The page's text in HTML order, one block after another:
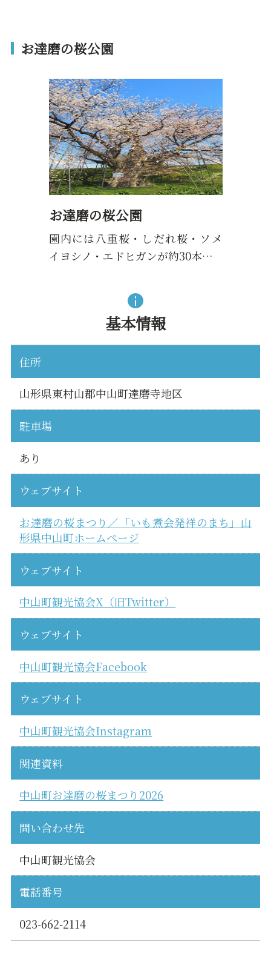
お達磨の桜公園
お達磨の桜公園
園内には八重桜・しだれ桜・ソメ
イヨシノ・エドヒガンが約30本…
基本情報
住所
山形県東村山郡中山町達磨寺地区
駐車場
あり
ウェブサイト
お達磨の桜まつり／「いも煮会発祥のまち」山
形県中山町ホームページ
ウェブサイト
中山町観光協会X（旧Twitter）
ウェブサイト
中山町観光協会Facebook
ウェブサイト
中山町観光協会Instagram
関連資料
中山町お達磨の桜まつり2026
問い合わせ先
中山町観光協会
電話番号
023-662-2114